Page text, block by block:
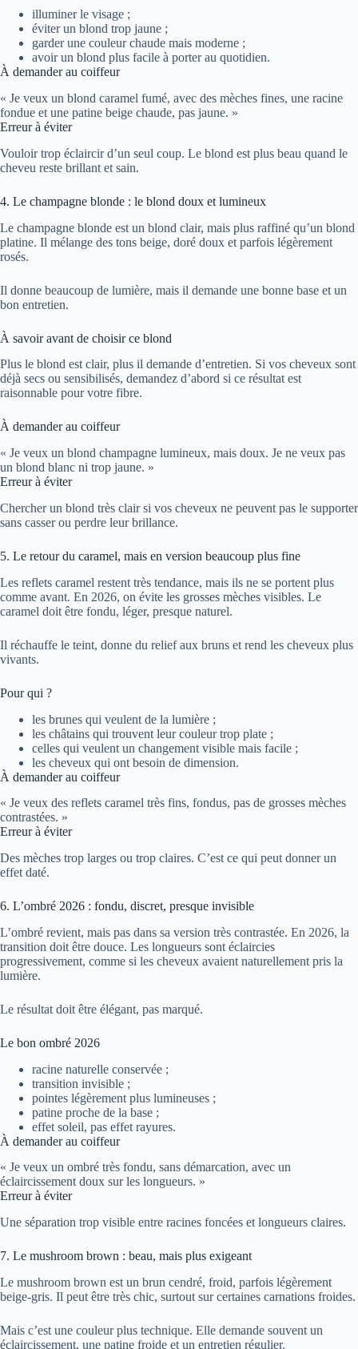
illuminer le visage ;
éviter un blond trop jaune ;
garder une couleur chaude mais moderne ;
avoir un blond plus facile à porter au quotidien.
À demander au coiffeur
« Je veux un blond caramel fumé, avec des mèches fines, une racine
fondue et une patine beige chaude, pas jaune. »
Erreur à éviter
Vouloir trop éclaircir d’un seul coup. Le blond est plus beau quand le
cheveu reste brillant et sain.
4. Le champagne blonde : le blond doux et lumineux
Le champagne blonde est un blond clair, mais plus raffiné qu’un blond
platine. Il mélange des tons beige, doré doux et parfois légèrement
rosés.
Il donne beaucoup de lumière, mais il demande une bonne base et un
bon entretien.
À savoir avant de choisir ce blond
Plus le blond est clair, plus il demande d’entretien. Si vos cheveux sont
déjà secs ou sensibilisés, demandez d’abord si ce résultat est
raisonnable pour votre fibre.
À demander au coiffeur
« Je veux un blond champagne lumineux, mais doux. Je ne veux pas
un blond blanc ni trop jaune. »
Erreur à éviter
Chercher un blond très clair si vos cheveux ne peuvent pas le supporter
sans casser ou perdre leur brillance.
5. Le retour du caramel, mais en version beaucoup plus fine
Les reflets caramel restent très tendance, mais ils ne se portent plus
comme avant. En 2026, on évite les grosses mèches visibles. Le
caramel doit être fondu, léger, presque naturel.
Il réchauffe le teint, donne du relief aux bruns et rend les cheveux plus
vivants.
Pour qui ?
les brunes qui veulent de la lumière ;
les châtains qui trouvent leur couleur trop plate ;
celles qui veulent un changement visible mais facile ;
les cheveux qui ont besoin de dimension.
À demander au coiffeur
« Je veux des reflets caramel très fins, fondus, pas de grosses mèches
contrastées. »
Erreur à éviter
Des mèches trop larges ou trop claires. C’est ce qui peut donner un
effet daté.
6. L’ombré 2026 : fondu, discret, presque invisible
L’ombré revient, mais pas dans sa version très contrastée. En 2026, la
transition doit être douce. Les longueurs sont éclaircies
progressivement, comme si les cheveux avaient naturellement pris la
lumière.
Le résultat doit être élégant, pas marqué.
Le bon ombré 2026
racine naturelle conservée ;
transition invisible ;
pointes légèrement plus lumineuses ;
patine proche de la base ;
effet soleil, pas effet rayures.
À demander au coiffeur
« Je veux un ombré très fondu, sans démarcation, avec un
éclaircissement doux sur les longueurs. »
Erreur à éviter
Une séparation trop visible entre racines foncées et longueurs claires.
7. Le mushroom brown : beau, mais plus exigeant
Le mushroom brown est un brun cendré, froid, parfois légèrement
beige-gris. Il peut être très chic, surtout sur certaines carnations froides.
Mais c’est une couleur plus technique. Elle demande souvent un
éclaircissement, une patine froide et un entretien régulier.